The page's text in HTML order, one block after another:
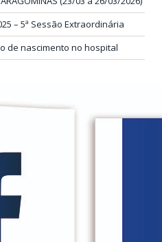
– 5ª Sessão Extraordinária
de nascimento no hospital